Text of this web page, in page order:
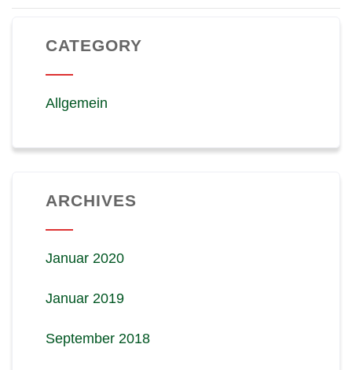
CATEGORY
Allgemein
ARCHIVES
Januar 2020
Januar 2019
September 2018